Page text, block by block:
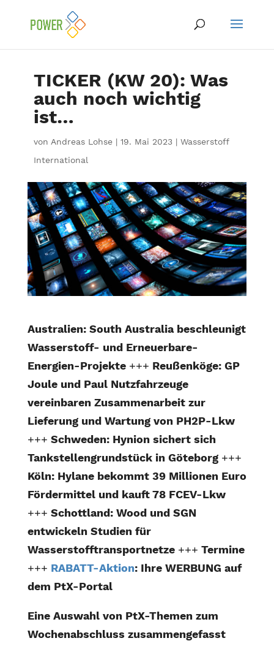
TICKER (KW 20): Was
auch noch wichtig
ist…
von Andreas Lohse| 19. Mai 2023| Wasserstoff
International
Australien: South Australia beschleunigt
Wasserstoff- und Erneuerbare-
Energien-Projekte +++ Reußenköge: GP
Joule und Paul Nutzfahrzeuge
vereinbaren Zusammenarbeit zur
Lieferung und Wartung von PH2P-Lkw
+++ Schweden: Hynion sichert sich
Tankstellengrundstück in Göteborg +++
Köln: Hylane bekommt 39 Millionen Euro
Fördermittel und kauft 78 FCEV-Lkw
+++ Schottland: Wood und SGN
entwickeln Studien für
Wasserstofftransportnetze +++ Termine
+++ RABATT-Aktion: Ihre WERBUNG auf
dem PtX-Portal
Eine Auswahl von PtX-Themen zum
Wochenabschluss zusammengefasst